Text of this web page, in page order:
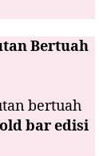
Bertuah
bertuah
bar edisi